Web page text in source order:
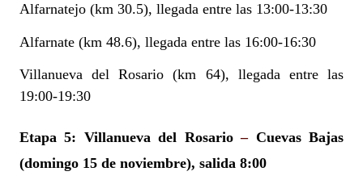
Alfarnatejo (km 30.5), llegada entre las 13:00-13:30
Alfarnate (km 48.6), llegada entre las 16:00-16:30
Villanueva del Rosario (km 64), llegada entre las
19:00-19:30
Etapa 5: Villanueva del Rosario– Cuevas Bajas
(domingo 15 de noviembre), salida 8:00